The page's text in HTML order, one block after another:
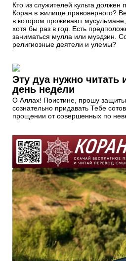
Кто из служителей культа
Коран в жилище правоверного?
в котором проживают
хотя бы раз в год. Есть
заниматься мулла или муэдзин.
религиозные деятели и улемы?
Эту дуа нужно читать
день недели
О Аллах! Поистине, прошу защиты
сознательно придавать Тебе
прощении от совершенных по